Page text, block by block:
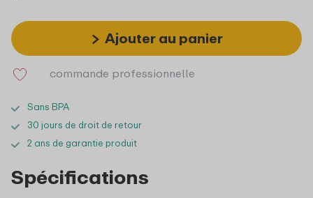
Ajouter au panier
commande professionnelle
Sans BPA
30 jours de droit de retour
2 ans de garantie produit
Spécifications